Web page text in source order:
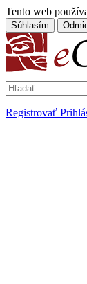
Tento web
Súhlasím
Registrovať